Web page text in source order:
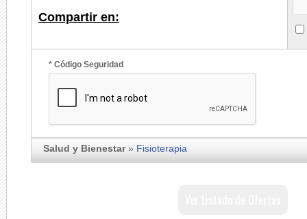
Compartir en:
* Código Seguridad
Salud y Bienestar» Fisioterapia